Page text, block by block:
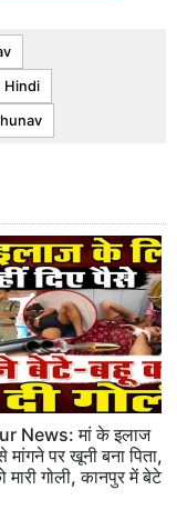
Hindi
News: मां के इलाज
पर खूनी बना पिता,
गोली, कानपुर में बेटे